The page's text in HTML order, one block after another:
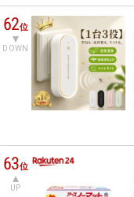
62位
DOWN
63位
UP